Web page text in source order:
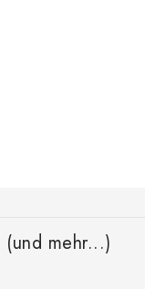
(und mehr...)